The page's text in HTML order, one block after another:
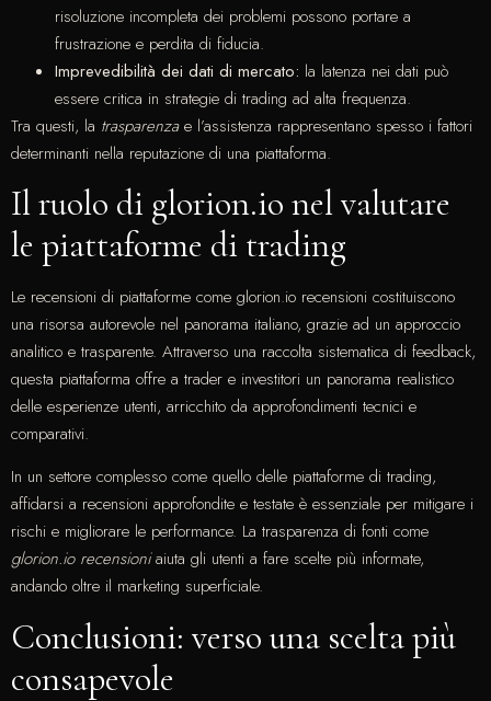
risoluzione incompleta dei problemi possono portare a
frustrazione e perdita di fiducia.
Imprevedibilità dei dati di mercato: la latenza nei dati può
essere critica in strategie di trading ad alta frequenza.
Tra questi, la trasparenzae l’assistenza rappresentano spesso i fattori
determinanti nella reputazione di una piattaforma.
Il ruolo di glorion.io nel valutare
le piattaforme di trading
Le recensioni di piattaforme come glorion.io recensioni costituiscono
una risorsa autorevole nel panorama italiano, grazie ad un approccio
analitico e trasparente. Attraverso una raccolta sistematica di feedback,
questa piattaforma offre a trader e investitori un panorama realistico
delle esperienze utenti, arricchito da approfondimenti tecnici e
comparativi.
In un settore complesso come quello delle piattaforme di trading,
affidarsi a recensioni approfondite e testate è essenziale per mitigare i
rischi e migliorare le performance. La trasparenza di fonti come
glorion.io recensioniaiuta gli utenti a fare scelte più informate,
andando oltre il marketing superficiale.
Conclusioni: verso una scelta più
consapevole